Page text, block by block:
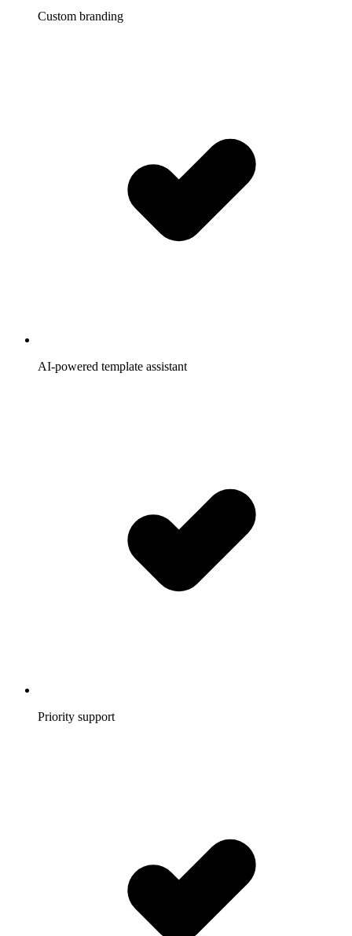
Custom branding
AI-powered template assistant
Priority support